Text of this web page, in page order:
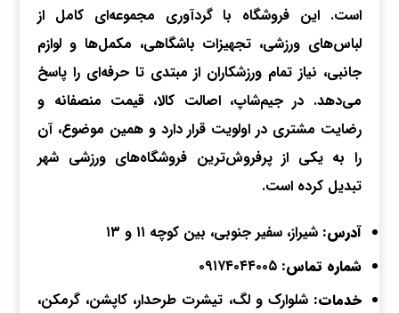
است. این فروشگاه با گردآوری مجموعه‌ای کامل از
لباس‌های ورزشی، تجهیزات باشگاهی، مکمل‌ها و لوازم
جانبی، نیاز تمام ورزشکاران از مبتدی تا حرفه‌ای را پاسخ
می‌دهد. در جیم‌شاپ، اصالت کالا، قیمت منصفانه و
رضایت مشتری در اولویت قرار دارد و همین موضوع، آن
را به یکی از پرفروش‌ترین فروشگاه‌های ورزشی شهر
تبدیل کرده است.
آدرس: شیراز، سفیر جنوبی، بین کوچه ۱۱ و ۱۳
شماره تماس: ۰۹۱۷۴۰۴۴۰۰۵
خدمات: شلوارک و لگ، تیشرت طرحدار، کاپشن، گرمکن،